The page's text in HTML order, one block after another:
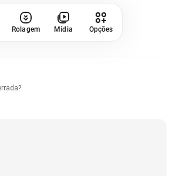
Rolagem Mídia Opções